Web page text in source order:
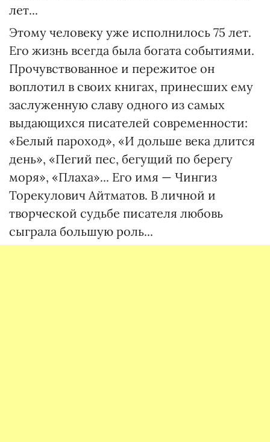
лет...
Этому человеку уже исполнилось 75 лет.
Его жизнь всегда была богата событиями.
Прочувствованное и пережитое он
воплотил в своих книгах, принесших ему
заслуженную славу одного из самых
выдающихся писателей современности:
«Белый пароход», «И дольше века длится
день», «Пегий пес, бегущий по берегу
моря», «Плаха»... Его имя — Чингиз
Торекулович Айтматов. В личной и
творческой судьбе писателя любовь
сыграла большую роль...